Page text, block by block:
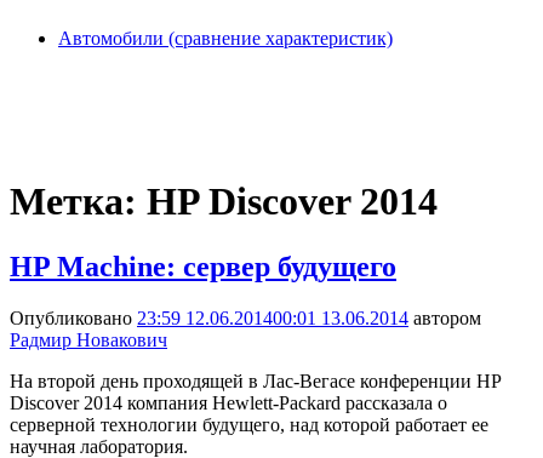
Автомобили (сравнение характеристик)
Метка: HP Discover 2014
HP Machine: сервер будущего
Опубликовано 23:59 12.06.201400:01 13.06.2014 автором
Радмир Новакович
На второй день проходящей в Лас-Вегасе конференции HP
Discover 2014 компания Hewlett-Packard рассказала о
серверной технологии будущего, над которой работает ее
научная лаборатория.